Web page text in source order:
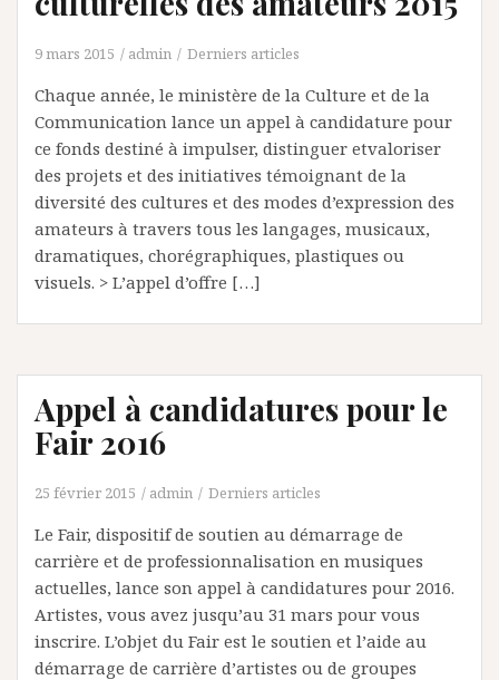
9 mars 2015 admin Derniers articles
Chaque année, le ministère de la Culture et de la
Communication lance un appel à candidature pour
ce fonds destiné à impulser, distinguer etvaloriser
des projets et des initiatives témoignant de la
diversité des cultures et des modes d’expression des
amateurs à travers tous les langages, musicaux,
dramatiques, chorégraphiques, plastiques ou
visuels. > L’appel d’offre […]
Appel à candidatures pour le
Fair 2016
25 février 2015 admin Derniers articles
Le Fair, dispositif de soutien au démarrage de
carrière et de professionnalisation en musiques
actuelles, lance son appel à candidatures pour 2016.
Artistes, vous avez jusqu’au 31 mars pour vous
inscrire. L’objet du Fair est le soutien et l’aide au
démarrage de carrière d’artistes ou de groupes